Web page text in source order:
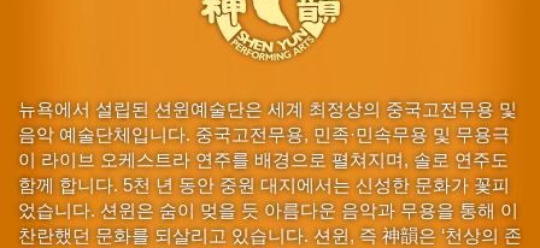
뉴욕에서 설립된 션윈예술단은 세계 최정상의 중국고전무용 및
음악 예술단체입니다. 중국고전무용, 민족·민속무용 및 무용극
이 라이브 오케스트라 연주를 배경으로 펼쳐지며, 솔로 연주도
함께 합니다. 5천 년 동안 중원 대지에서는 신성한 문화가 꽃피
었습니다. 션윈은 숨이 멎을 듯 아름다운 음악과 무용을 통해 이
찬란했던 문화를 되살리고 있습니다. 션윈, 즉 神韻은 ‘천상의 존